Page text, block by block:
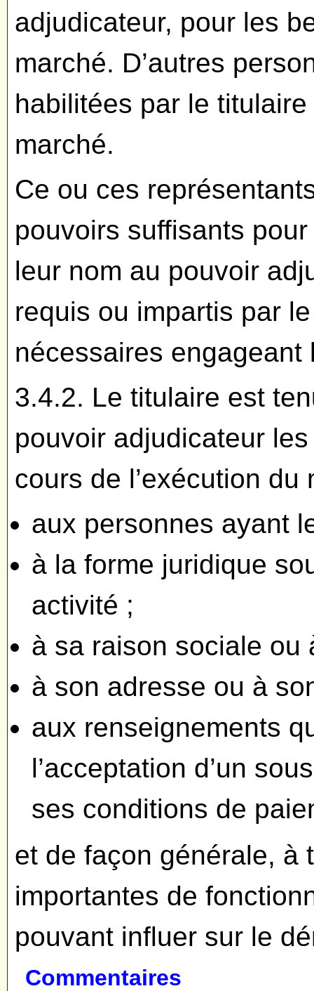
adjudicateur, pour les
marché. D’autres
habilitées par le
marché.
Ce ou ces
pouvoirs suffisants
leur nom au pouvoir
requis ou impartis par
nécessaires engageant
3.4.2. Le titulaire est
pouvoir adjudicateur
cours de l’exécution
aux personnes ayant
à la forme juridique
activité ;
à sa raison sociale ou
à son adresse ou à
aux renseignements
l’acceptation d’un
ses conditions de
et de façon générale, à
importantes de
pouvant influer sur le
Commentaires